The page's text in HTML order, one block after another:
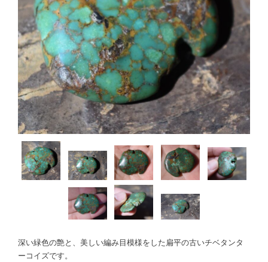
深い緑色の艶と、美しい編み目模様をした扁平の古いチベタンタ
ーコイズです。